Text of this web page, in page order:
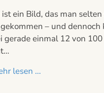
ist ein Bild, das man
– und
gerade einmal 12 von
lesen ...